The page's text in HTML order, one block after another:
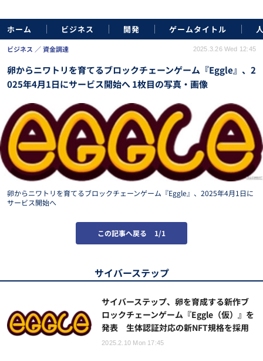
ホーム ビジネス 開発 ゲームタイトル
卵からニワトリを育てるブロックチェーンゲーム『Eggle』、2
025年4月1日にサービス開始へ 1枚目の写真・画像
ビジネス 資金調達 2025.3.26 Wed 12:45
卵からニワトリを育てるブロックチェーンゲーム『Eggle』、2025年4月1日に
サービス開始へ
この記事へ戻る 1/1
サイバーステップ
サイバーステップ、卵を育成する新作ブ
ロックチェーンゲーム『Eggle（仮）』を
発表 生体認証対応の新NFT規格を採用
2025.2.10 Mon 17:45